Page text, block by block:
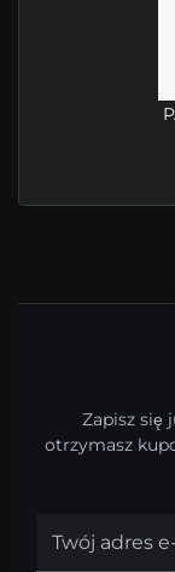
Zapisz się
otrzymasz